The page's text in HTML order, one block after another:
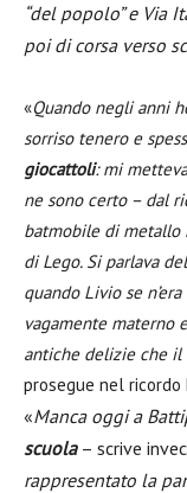
“del popolo” e Via
poi di corsa verso
«Quando negli anni
sorriso tenero e
giocattoli: mi
ne sono certo – dal
batmobile di metallo
di Lego. Si parlava
quando Livio se
vagamente materno
antiche delizie che il
prosegue nel ricordo
«Manca oggi a
scuola– scrive
rappresentato la